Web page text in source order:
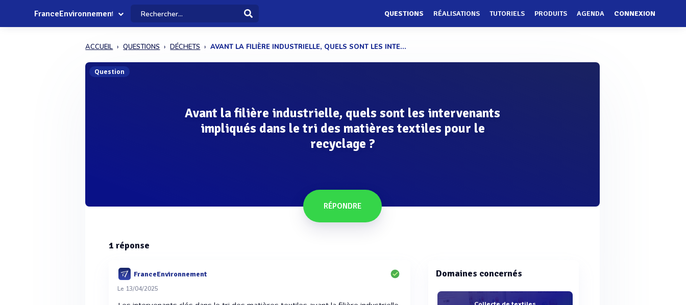
FranceEnvironnement QUESTIONS RÉALISATIONS TUTORIELS PRODUITS AGENDA CONNEXION
ACCUEIL QUESTIONS DÉCHETS AVANT LA FILIÈRE INDUSTRIELLE, QUELS SONT LES INTE...
Question
Avant la filière industrielle, quels sont les intervenants
impliqués dans le tri des matières textiles pour le
recyclage ?
RÉPONDRE
1 réponse
FranceEnvironnement
Le 13/04/2025
Domaines concernés